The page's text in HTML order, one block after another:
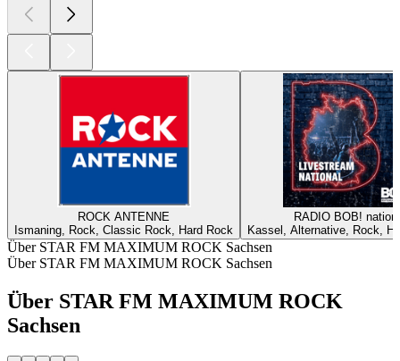
ROCK ANTENNE
Ismaning, Rock, Classic Rock, Hard Rock
RADIO BOB!
Kassel, Alternative, Rock,
Über STAR FM MAXIMUM ROCK Sachsen
Über STAR FM MAXIMUM ROCK Sachsen
Über STAR FM MAXIMUM ROCK
Sachsen